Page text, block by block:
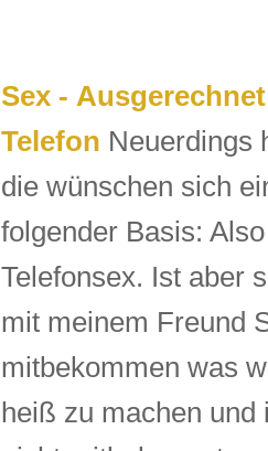
Sex -
Telefon Neuerdings
die wünschen sich
folgender Basis:
Telefonsex. Ist aber
mit meinem Freund
mitbekommen was
heiß zu machen